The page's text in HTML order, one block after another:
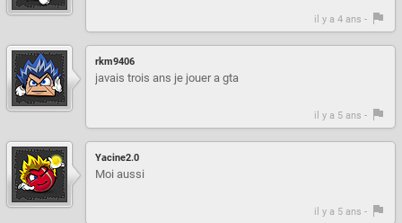
il y a 4 ans -
rkm9406
javais trois ans je jouer a gta
il y a 5 ans -
Yacine2.0
Moi aussi
il y a 5 ans -